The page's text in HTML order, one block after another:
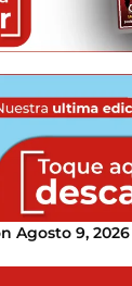
Agosto 9, 2026